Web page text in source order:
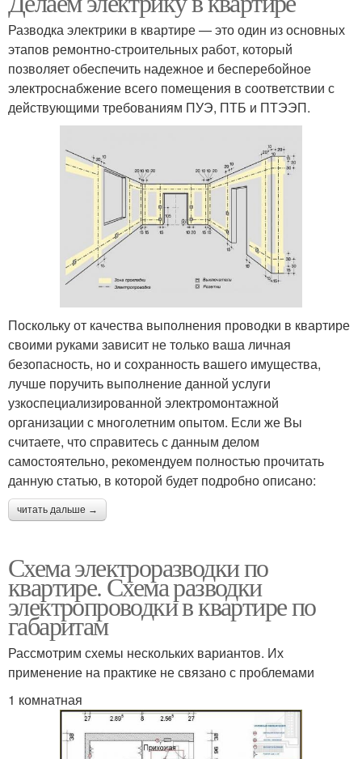
Разводка электрики в квартире — это один из основных
этапов ремонтно-строительных работ, который
позволяет обеспечить надежное и бесперебойное
электроснабжение всего помещения в соответствии с
действующими требованиям ПУЭ, ПТБ и ПТЭЭП.
Поскольку от качества выполнения проводки в квартире
своими руками зависит не только ваша личная
безопасность, но и сохранность вашего имущества,
лучше поручить выполнение данной услуги
узкоспециализированной электромонтажной
организации с многолетним опытом. Если же Вы
считаете, что справитесь с данным делом
самостоятельно, рекомендуем полностью прочитать
данную статью, в которой будет подробно описано:
читать дальше →
Схема электроразводки по
квартире. Схема разводки
электропроводки в квартире по
габаритам
Рассмотрим схемы нескольких вариантов. Их
применение на практике не связано с проблемами
1 комнатная